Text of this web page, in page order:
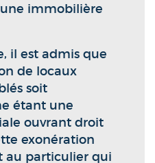
immobilière
il est admis que
de locaux
soit
étant une
ouvrant droit
exonération
au particulier qui